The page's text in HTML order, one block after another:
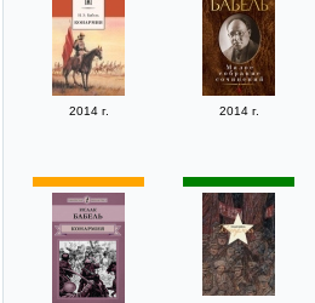
2014 г. 2014 г.